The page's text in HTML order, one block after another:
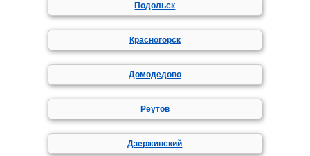
Подольск
Красногорск
Домодедово
Реутов
Дзержинский